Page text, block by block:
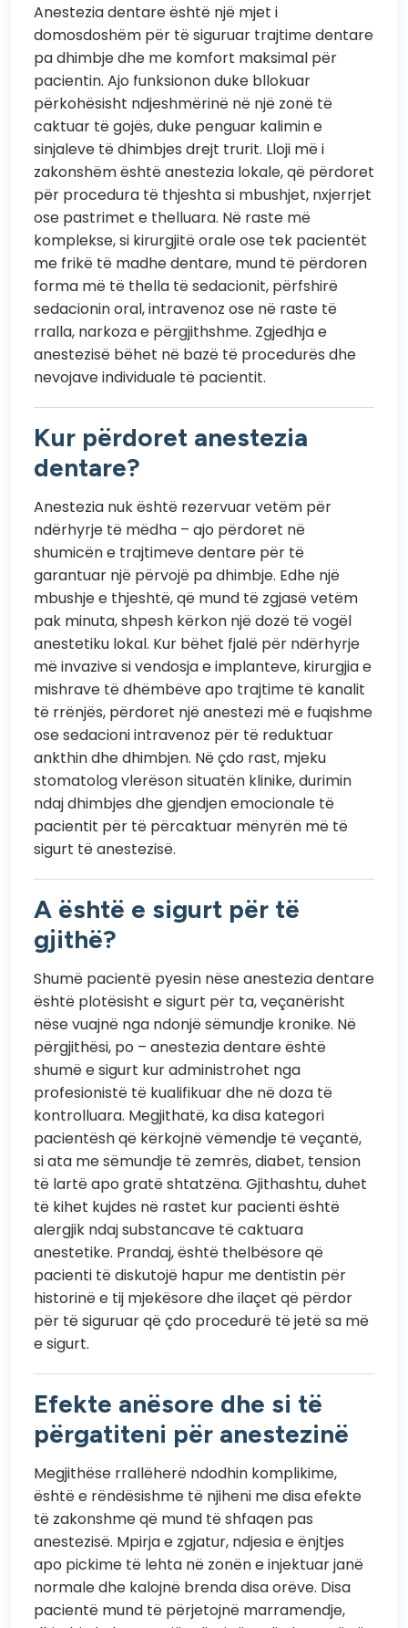
Anestezia dentare është një mjet i
domosdoshëm për të siguruar trajtime dentare
pa dhimbje dhe me komfort maksimal për
pacientin. Ajo funksionon duke bllokuar
përkohësisht ndjeshmërinë në një zonë të
caktuar të gojës, duke penguar kalimin e
sinjaleve të dhimbjes drejt trurit. Lloji më i
zakonshëm është anestezia lokale, që përdoret
për procedura të thjeshta si mbushjet, nxjerrjet
ose pastrimet e thelluara. Në raste më
komplekse, si kirurgjitë orale ose tek pacientët
me frikë të madhe dentare, mund të përdoren
forma më të thella të sedacionit, përfshirë
sedacionin oral, intravenoz ose në raste të
rralla, narkoza e përgjithshme. Zgjedhja e
anestezisë bëhet në bazë të procedurës dhe
nevojave individuale të pacientit.
Kur përdoret anestezia
dentare?
Anestezia nuk është rezervuar vetëm për
ndërhyrje të mëdha – ajo përdoret në
shumicën e trajtimeve dentare për të
garantuar një përvojë pa dhimbje. Edhe një
mbushje e thjeshtë, që mund të zgjasë vetëm
pak minuta, shpesh kërkon një dozë të vogël
anestetiku lokal. Kur bëhet fjalë për ndërhyrje
më invazive si vendosja e implanteve, kirurgjia e
mishrave të dhëmbëve apo trajtime të kanalit
të rrënjës, përdoret një anestezi më e fuqishme
ose sedacioni intravenoz për të reduktuar
ankthin dhe dhimbjen. Në çdo rast, mjeku
stomatolog vlerëson situatën klinike, durimin
ndaj dhimbjes dhe gjendjen emocionale të
pacientit për të përcaktuar mënyrën më të
sigurt të anestezisë.
A është e sigurt për të
gjithë?
Shumë pacientë pyesin nëse anestezia dentare
është plotësisht e sigurt për ta, veçanërisht
nëse vuajnë nga ndonjë sëmundje kronike. Në
përgjithësi, po – anestezia dentare është
shumë e sigurt kur administrohet nga
profesionistë të kualifikuar dhe në doza të
kontrolluara. Megjithatë, ka disa kategori
pacientësh që kërkojnë vëmendje të veçantë,
si ata me sëmundje të zemrës, diabet, tension
të lartë apo gratë shtatzëna. Gjithashtu, duhet
të kihet kujdes në rastet kur pacienti është
alergjik ndaj substancave të caktuara
anestetike. Prandaj, është thelbësore që
pacienti të diskutojë hapur me dentistin për
historinë e tij mjekësore dhe ilaçet që përdor
për të siguruar që çdo procedurë të jetë sa më
e sigurt.
Efekte anësore dhe si të
përgatiteni për anestezinë
Megjithëse rrallëherë ndodhin komplikime,
është e rëndësishme të njiheni me disa efekte
të zakonshme që mund të shfaqen pas
anestezisë. Mpirja e zgjatur, ndjesia e ënjtjes
apo pickime të lehta në zonën e injektuar janë
normale dhe kalojnë brenda disa orëve. Disa
pacientë mund të përjetojnë marramendje,